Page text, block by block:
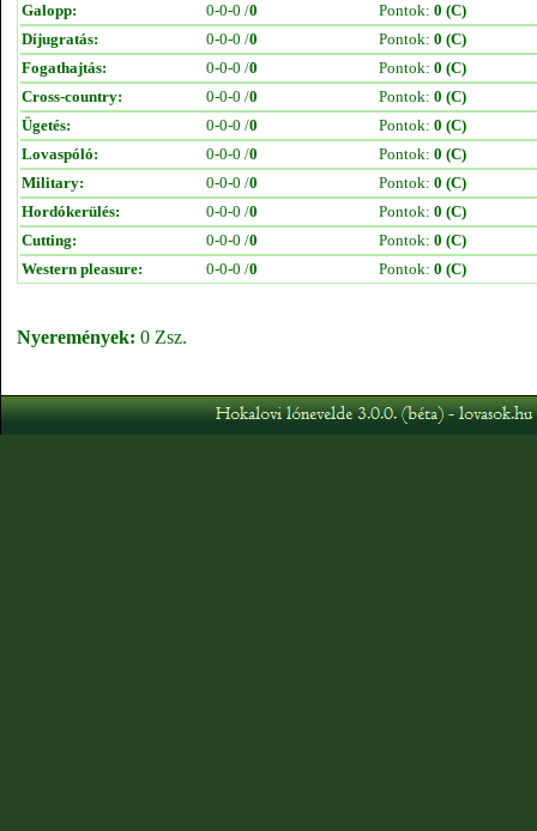
Galopp:
0-0-0 /0 Pontok: 0 (C)
Díjugratás:
0-0-0 /0 Pontok: 0 (C)
Fogathajtás:
0-0-0 /0 Pontok: 0 (C)
Cross-country:
0-0-0 /0 Pontok: 0 (C)
Ügetés:
0-0-0 /0 Pontok: 0 (C)
Lovaspóló:
0-0-0 /0 Pontok: 0 (C)
Military:
0-0-0 /0 Pontok: 0 (C)
Hordókerülés:
0-0-0 /0 Pontok: 0 (C)
Cutting:
0-0-0 /0 Pontok: 0 (C)
Western pleasure:
0-0-0 /0 Pontok: 0 (C)
Nyeremények: 0 Zsz.